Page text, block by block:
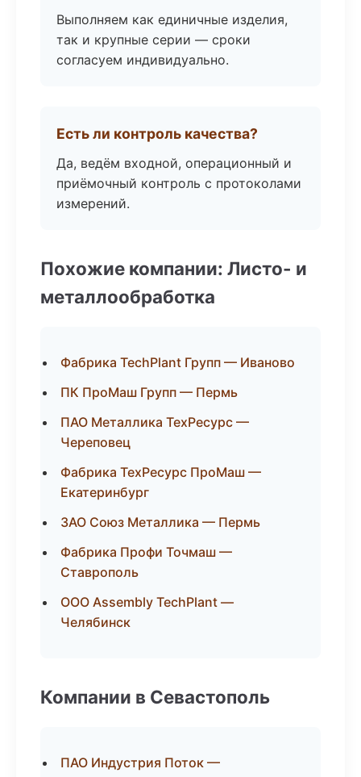
Выполняем как единичные изделия,
так и крупные серии — сроки
согласуем индивидуально.
Есть ли контроль качества?
Да, ведём входной, операционный и
приёмочный контроль с протоколами
измерений.
Похожие компании: Листо- и
металлообработка
Фабрика TechPlant Групп — Иваново
ПК ПроМаш Групп — Пермь
ПАО Металлика ТехРесурс —
Череповец
Фабрика ТехРесурс ПроМаш —
Екатеринбург
ЗАО Союз Металлика — Пермь
Фабрика Профи Точмаш —
Ставрополь
ООО Assembly TechPlant —
Челябинск
Компании в Севастополь
ПАО Индустрия Поток —